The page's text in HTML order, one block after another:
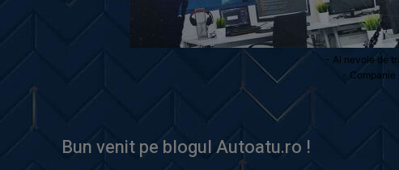
- Ai nevoie de
-
Bun venit pe blogul Autoatu.ro !